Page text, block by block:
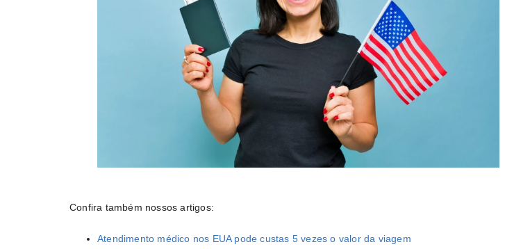
Confira também nossos artigos:
Atendimento médico nos EUA pode custas 5 vezes o valor da viagem